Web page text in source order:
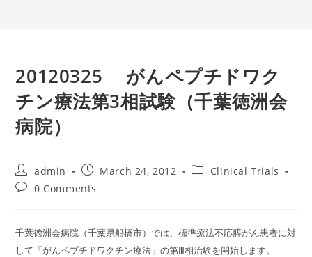
20120325 がんペプチドワク
チン療法第3相試験（千葉徳洲会
病院）
Post
author:
admin
Post
published:
March 24, 2012
PostClinical Trials
Post0 Comments
千葉徳洲会病院（千葉県船橋市）では、標準療法不応膵がん患者に対
して「がんペプチドワクチン療法」の第Ⅲ相治験を開始します。